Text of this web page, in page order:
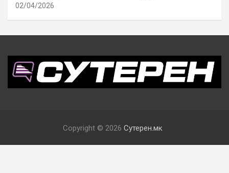
02/04/2026
Copyright © 2026 Сутерен.мк